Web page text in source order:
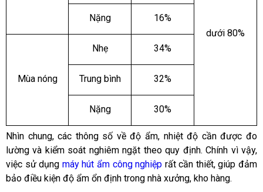
dưới 80%
Nặng 16%
Mùa nóng
Nhẹ 34%
Trung bình 32%
Nặng 30%
Nhìn chung, các thông số về độ ẩm, nhiệt độ cần được đo
lường và kiểm soát nghiêm ngặt theo quy định. Chính vì vậy,
việc sử dụng máy hút ẩm công nghiệp rất cần thiết, giúp đảm
bảo điều kiện độ ẩm ổn định trong nhà xưởng, kho hàng.